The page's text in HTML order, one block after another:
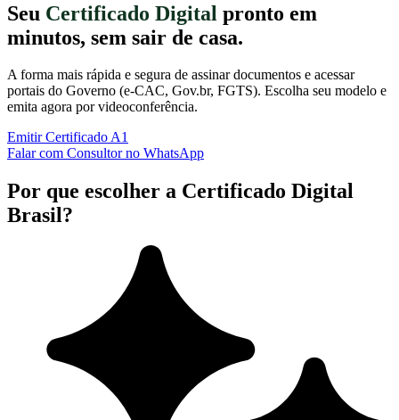
Seu Certificado Digital pronto em
minutos, sem sair de casa.
A forma mais rápida e segura de assinar documentos e acessar
portais do Governo (e-CAC, Gov.br, FGTS). Escolha seu modelo e
emita agora por videoconferência.
Emitir Certificado A1
Falar com Consultor no WhatsApp
Por que escolher a Certificado Digital
Brasil?